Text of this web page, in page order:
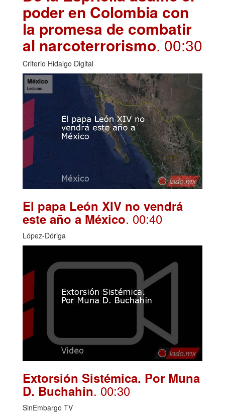
poder en Colombia con
la promesa de combatir
al narcoterrorismo. 00:30
Criterio Hidalgo Digital
El papa León XIV no vendrá
este año a México. 00:40
López-Dóriga
Extorsión Sistémica. Por Muna
D. Buchahin. 00:30
SinEmbargo TV